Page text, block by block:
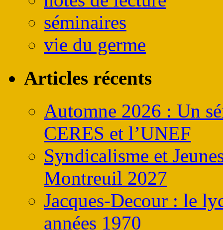
séminaires
vie du germe
Articles récents
Automne 2026 : Un
CERES et l’UNEF
Syndicalisme et
Montreuil 2027
Jacques-Decour : le
années 1970